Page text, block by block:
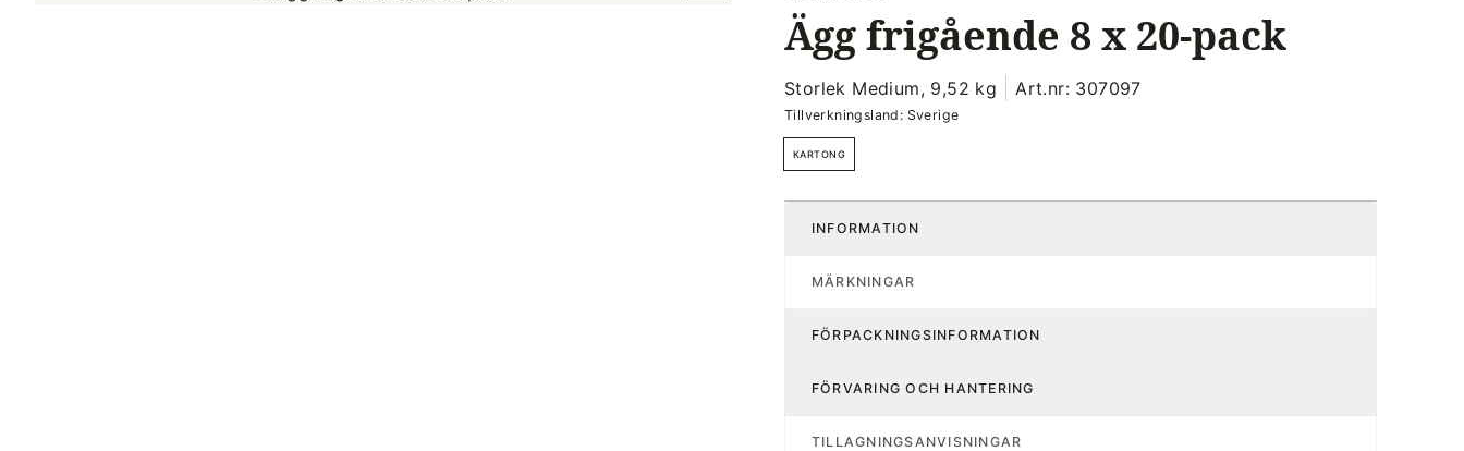
Ägg frigående 8 x 20-pack
Storlek Medium, 9,52 kg Art.nr: 307097
Tillverkningsland: Sverige
KARTONG
INFORMATION
MÄRKNINGAR
FÖRPACKNINGSINFORMATION
FÖRVARING OCH HANTERING
TILLAGNINGSANVISNINGAR